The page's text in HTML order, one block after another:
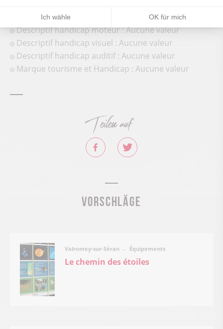
Descriptif handicap mental : Aucune valeur
Descriptif handicap moteur : Aucune valeur
Descriptif handicap visuel : Aucune valeur
Descriptif handicap auditif : Aucune valeur
Marque tourisme et Handicap : Aucune valeur
Teilen auf
Vorschläge
Valromey-sur-Séran Équipements
Le chemin des étoiles
Ich wähle OK für mich